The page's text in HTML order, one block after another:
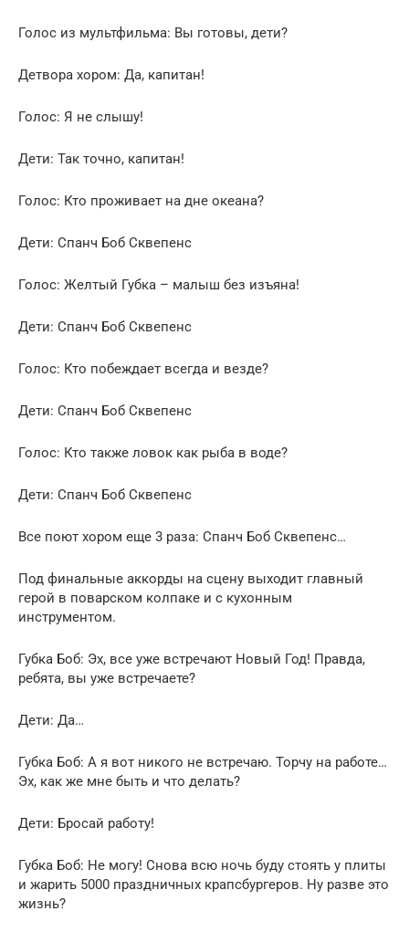
Голос из мультфильма: Вы готовы, дети?
Детвора хором: Да, капитан!
Голос: Я не слышу!
Дети: Так точно, капитан!
Голос: Кто проживает на дне океана?
Дети: Спанч Боб Сквепенс
Голос: Желтый Губка – малыш без изъяна!
Дети: Спанч Боб Сквепенс
Голос: Кто побеждает всегда и везде?
Дети: Спанч Боб Сквепенс
Голос: Кто также ловок как рыба в воде?
Дети: Спанч Боб Сквепенс
Все поют хором еще 3 раза: Спанч Боб Сквепенс…
Под финальные аккорды на сцену выходит главный
герой в поварском колпаке и с кухонным
инструментом.
Губка Боб: Эх, все уже встречают Новый Год! Правда,
ребята, вы уже встречаете?
Дети: Да…
Губка Боб: А я вот никого не встречаю. Торчу на работе…
Эх, как же мне быть и что делать?
Дети: Бросай работу!
Губка Боб: Не могу! Снова всю ночь буду стоять у плиты
и жарить 5000 праздничных крапсбургеров. Ну разве это
жизнь?